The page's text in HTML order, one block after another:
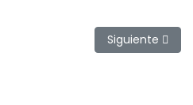
Juan worm Artículo
Siguiente